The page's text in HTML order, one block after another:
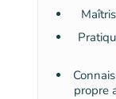
propre